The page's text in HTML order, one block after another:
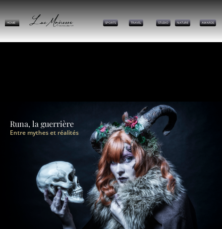
HOME SPORTS TRAVEL STUDIO NATURE AWARDS
Runa, la guerrière
Entre mythes et réalités